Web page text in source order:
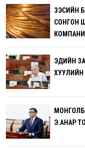
ЗЭСИЙН
СОНГОН
ЭДИЙН
ХУУЛИЙН
Э.АНАР